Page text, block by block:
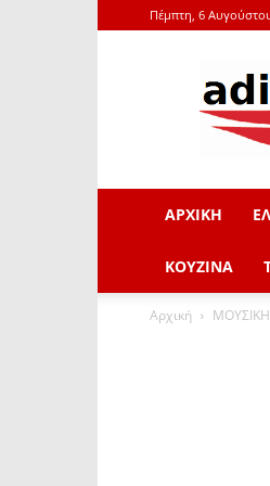
Πέμπτη, 6
ΑΡΧΙΚΗ
ΚΟΥΖΙΝΑ
Αρχική ΜΟΥΣΙΚΗ